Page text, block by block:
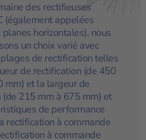
des rectifieuses
(également appelées
horizontales), nous
un choix varié avec
de rectification telles
de rectification (de 450
mm) et la largeur de
215 mm à 675 mm) et
de performance
rectification à commande
à commande